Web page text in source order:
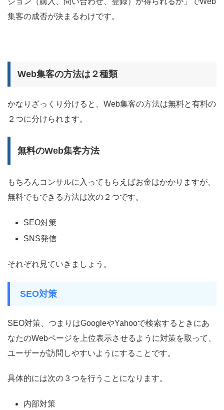
集客の成否が決まるわけです。
Web集客の方法は２種類
かなりざっくり分けると、Web集客の方法は無料と有料の
２つに分けられます。
無料のWeb集客方法
もちろんコンサルに入ってもらえばお金はかかりますが、
無料でもできる方法は次の２つです。
SEO対策
SNS発信
それぞれ見ていきましょう。
SEO対策
SEO対策、つまりはGoogleやYahooで検索するときにあ
なたのWebページを上位表示させるように対策を取って、
ユーザーが訪問しやすいようにすることです。
具体的には次の３つを行うことになります。
内部対策